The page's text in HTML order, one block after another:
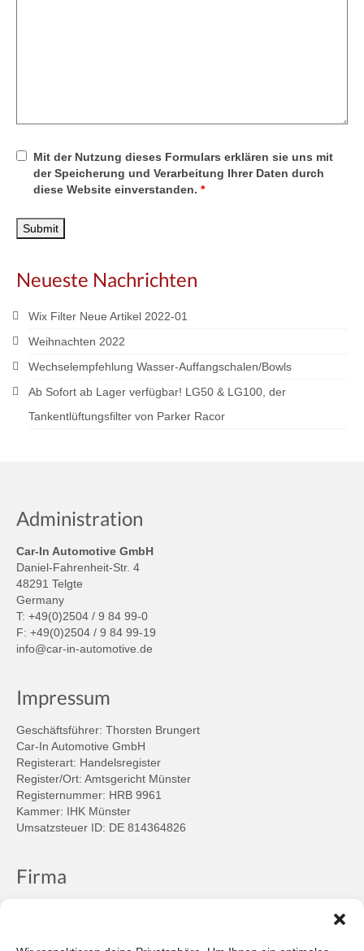
Mit der Nutzung dieses Formulars erklären sie uns mit
der Speicherung und Verarbeitung Ihrer Daten durch
diese Website einverstanden.*
Neueste Nachrichten
Wix Filter Neue Artikel 2022-01
Weihnachten 2022
Wechselempfehlung Wasser-Auffangschalen/Bowls
Ab Sofort ab Lager verfügbar! LG50 & LG100, der
Tankentlüftungsfilter von Parker Racor
Administration
Car-In Automotive GmbH
Daniel-Fahrenheit-Str. 4
48291 Telgte
Germany
T: +49(0)2504 / 9 84 99-0
F: +49(0)2504 / 9 84 99-19
info@car-in-automotive.de
Impressum
Geschäftsführer: Thorsten Brungert
Car-In Automotive GmbH
Registerart: Handelsregister
Register/Ort: Amtsgericht Münster
Registernummer: HRB 9961
Kammer: IHK Münster
Umsatzsteuer ID: DE 814364826
Firma